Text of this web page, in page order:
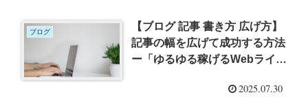
ブログ
【ブログ 記事 書き方 広げ方】
記事の幅を広げて成功する方法
ー「ゆるゆる稼げるWebライテ
BOOK」（ゆるり）を読んでー
2025.07.30